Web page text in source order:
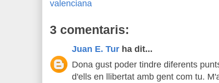
valenciana
3 comentaris:
Juan E. Tur ha dit...
Dona gust poder tindre diferents
d'ells en llibertat amb gent com tu.